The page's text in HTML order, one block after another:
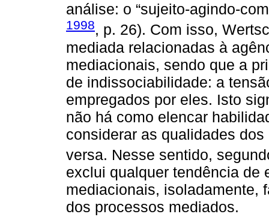
análise: o “sujeito-agindo-
1998, p. 26). Com isso,
mediada relacionadas à
mediacionais, sendo que a
de indissociabilidade: a
empregados por eles. Isto
não há como elencar
considerar as qualidades
versa. Nesse sentido,
exclui qualquer tendência de
mediacionais, isoladamente,
dos processos mediados.